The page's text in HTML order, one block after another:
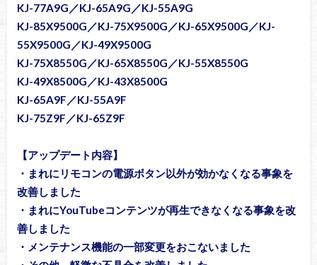
KJ-77A9G／KJ-65A9G／KJ-55A9G
KJ-85X9500G／KJ-75X9500G／KJ-65X9500G／KJ-
55X9500G／KJ-49X9500G
KJ-75X8550G／KJ-65X8550G／KJ-55X8550G
KJ-49X8500G／KJ-43X8500G
KJ-65A9F／KJ-55A9F
KJ-75Z9F／KJ-65Z9F
【アップデート内容】
・まれにリモコンの電源ボタン以外が効かなくなる事象を
改善しました
・まれにYouTubeコンテンツが再生できなくなる事象を改
善しました
・メンテナンス機能の一部変更をおこないました